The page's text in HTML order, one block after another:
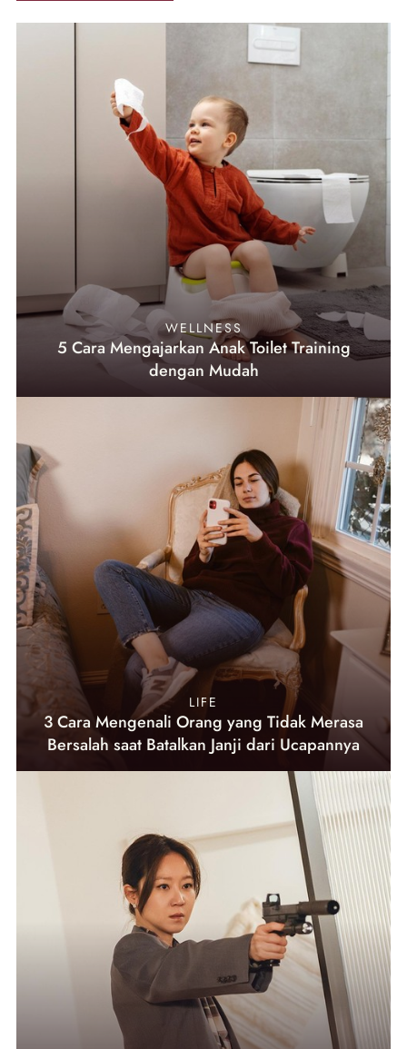
WELLNESS
5 Cara Mengajarkan Anak Toilet Training
dengan Mudah
LIFE
3 Cara Mengenali Orang yang Tidak Merasa
Bersalah saat Batalkan Janji dari Ucapannya